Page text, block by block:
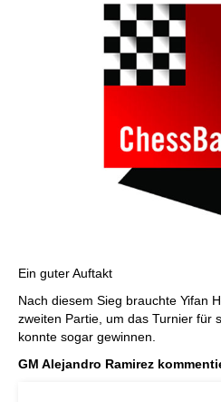
Ein guter Auftakt
Nach diesem Sieg brauchte Yifan
zweiten Partie, um das Turnier für
konnte sogar gewinnen.
GM Alejandro Ramirez